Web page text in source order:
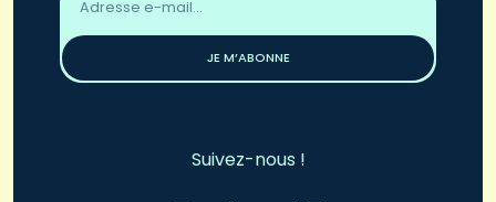
email
JE M’ABONNE
Suivez-nous !